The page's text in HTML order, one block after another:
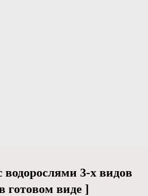
3-х видов
готовом виде ]